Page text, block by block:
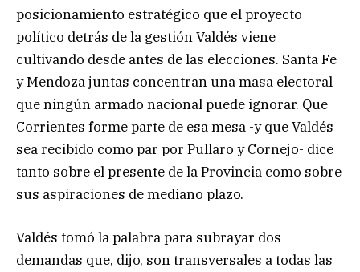
posicionamiento estratégico que el proyecto
político detrás de la gestión Valdés viene
cultivando desde antes de las elecciones. Santa Fe
y Mendoza juntas concentran una masa electoral
que ningún armado nacional puede ignorar. Que
Corrientes forme parte de esa mesa -y que Valdés
sea recibido como par por Pullaro y Cornejo- dice
tanto sobre el presente de la Provincia como sobre
sus aspiraciones de mediano plazo.
Valdés tomó la palabra para subrayar dos
demandas que, dijo, son transversales a todas las